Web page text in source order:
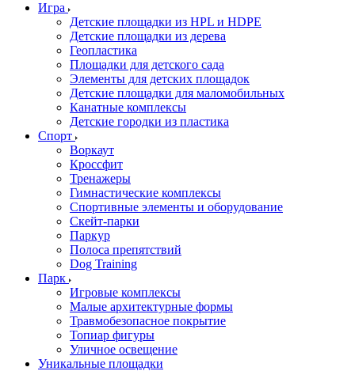
Игра
Детские площадки из HPL и HDPE
Детские площадки из дерева
Геопластика
Площадки для детского сада
Элементы для детских площадок
Детские площадки для маломобильных
Канатные комплексы
Детские городки из пластика
Спорт
Воркаут
Кроссфит
Тренажеры
Гимнастические комплексы
Спортивные элементы и оборудование
Скейт-парки
Паркур
Полоса препятствий
Dog Training
Парк
Игровые комплексы
Малые архитектурные формы
Травмобезопасное покрытие
Топиар фигуры
Уличное освещение
Уникальные площадки